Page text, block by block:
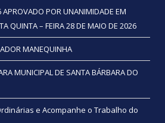
APROVADO POR UNANIMIDADE EM
QUINTA – FEIRA 28 DE MAIO DE 2026
MANEQUINHA
MUNICIPAL DE SANTA BÁRBARA DO
e Acompanhe o Trabalho do